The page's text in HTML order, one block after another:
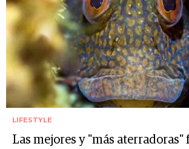
LIFESTYLE
Las mejores y "más aterradoras"